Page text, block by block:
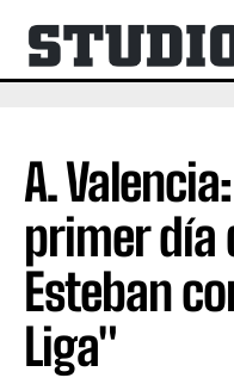
A.
primer día
Esteban
Liga"